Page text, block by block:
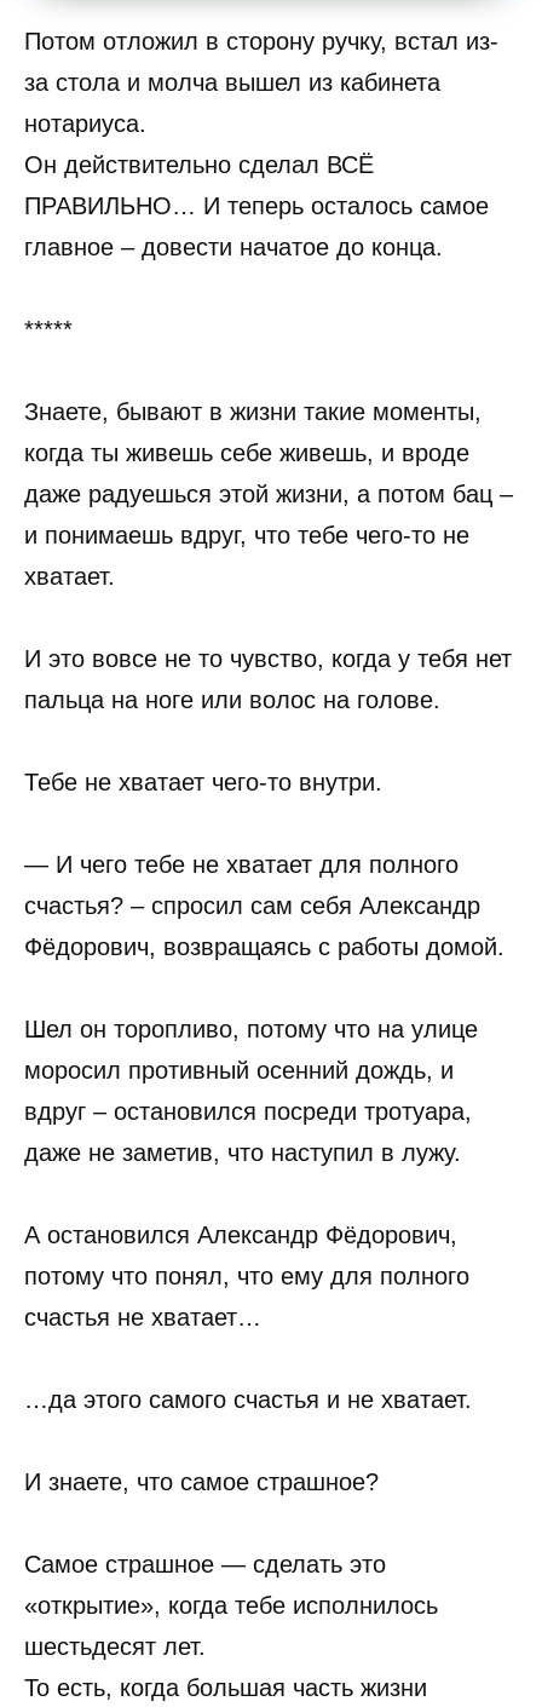
Потом отложил в сторону ручку, встал из-
за стола и молча вышел из кабинета
нотариуса.
Он действительно сделал ВСЁ
ПРАВИЛЬНО… И теперь осталось самое
главное – довести начатое до конца.
*****
Знаете, бывают в жизни такие моменты,
когда ты живешь себе живешь, и вроде
даже радуешься этой жизни, а потом бац –
и понимаешь вдруг, что тебе чего-то не
хватает.
И это вовсе не то чувство, когда у тебя нет
пальца на ноге или волос на голове.
Тебе не хватает чего-то внутри.
— И чего тебе не хватает для полного
счастья? – спросил сам себя Александр
Фёдорович, возвращаясь с работы домой.
Шел он торопливо, потому что на улице
моросил противный осенний дождь, и
вдруг – остановился посреди тротуара,
даже не заметив, что наступил в лужу.
А остановился Александр Фёдорович,
потому что понял, что ему для полного
счастья не хватает…
…да этого самого счастья и не хватает.
И знаете, что самое страшное?
Самое страшное — сделать это
«открытие», когда тебе исполнилось
шестьдесят лет.
То есть, когда большая часть жизни